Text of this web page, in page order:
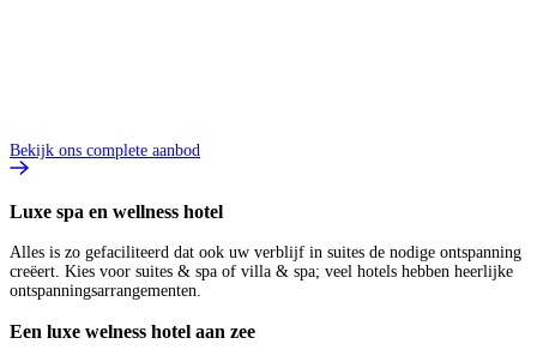
Bekijk ons complete aanbod
Luxe spa en wellness hotel
Alles is zo gefaciliteerd dat ook uw verblijf in suites de nodige ontspanning
creëert. Kies voor suites & spa of villa & spa; veel hotels hebben heerlijke
ontspanningsarrangementen.
Een luxe welness hotel aan zee